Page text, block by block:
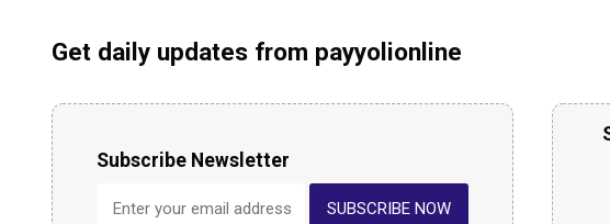
Get daily updates from payyolionline
Subscribe Newsletter
SUBSCRIBE NOW